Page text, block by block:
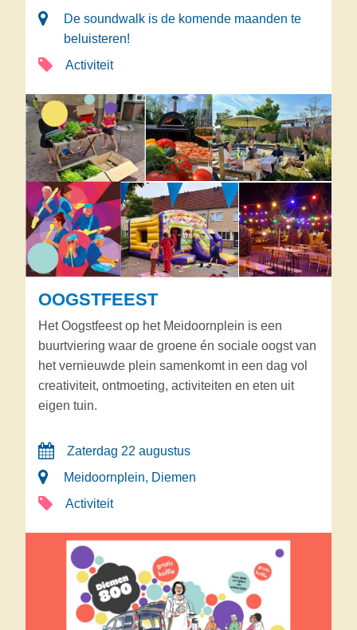
De soundwalk is de komende maanden te
beluisteren!
Activiteit
OOGSTFEEST
Het Oogstfeest op het Meidoornplein is een
buurtviering waar de groene én sociale oogst van
het vernieuwde plein samenkomt in een dag vol
creativiteit, ontmoeting, activiteiten en eten uit
eigen tuin.
Zaterdag 22 augustus
Meidoornplein, Diemen
Activiteit